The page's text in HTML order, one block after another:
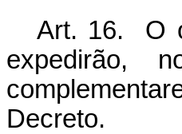
Art. 16. O
expedirão,
Decreto.